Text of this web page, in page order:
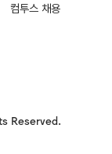
컴투스 채용
Reserved.